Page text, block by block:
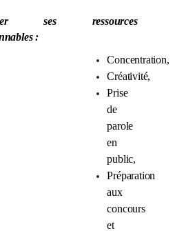
ses ressources
:
Concentration,
Créativité,
Prise
de
parole
en
public,
Préparation
aux
concours
et